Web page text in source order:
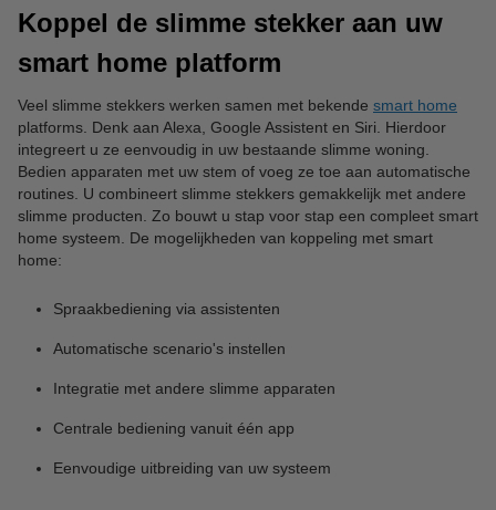
Koppel de slimme stekker aan uw
smart home platform
Veel slimme stekkers werken samen met bekende smart home
platforms. Denk aan Alexa, Google Assistent en Siri. Hierdoor
integreert u ze eenvoudig in uw bestaande slimme woning.
Bedien apparaten met uw stem of voeg ze toe aan automatische
routines. U combineert slimme stekkers gemakkelijk met andere
slimme producten. Zo bouwt u stap voor stap een compleet smart
home systeem. De mogelijkheden van koppeling met smart
home:
Spraakbediening via assistenten
Automatische scenario's instellen
Integratie met andere slimme apparaten
Centrale bediening vanuit één app
Eenvoudige uitbreiding van uw systeem